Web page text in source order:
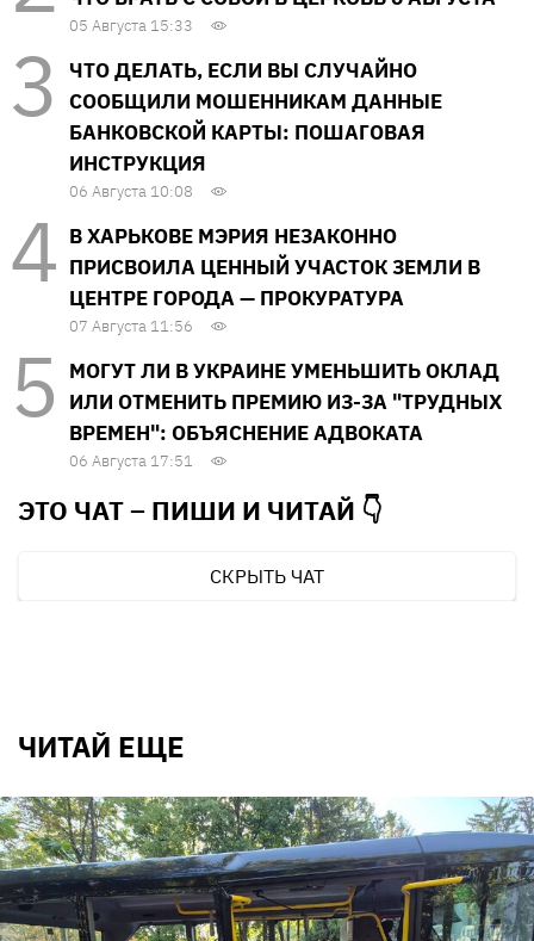
05 Августа 15:33
ЧТО ДЕЛАТЬ, ЕСЛИ ВЫ СЛУЧАЙНО
СООБЩИЛИ МОШЕННИКАМ ДАННЫЕ
БАНКОВСКОЙ КАРТЫ: ПОШАГОВАЯ
ИНСТРУКЦИЯ
06 Августа 10:08
В ХАРЬКОВЕ МЭРИЯ НЕЗАКОННО
ПРИСВОИЛА ЦЕННЫЙ УЧАСТОК ЗЕМЛИ В
ЦЕНТРЕ ГОРОДА — ПРОКУРАТУРА
07 Августа 11:56
МОГУТ ЛИ В УКРАИНЕ УМЕНЬШИТЬ ОКЛАД
ИЛИ ОТМЕНИТЬ ПРЕМИЮ ИЗ-ЗА "ТРУДНЫХ
ВРЕМЕН": ОБЪЯСНЕНИЕ АДВОКАТА
06 Августа 17:51
ЭТО ЧАТ – ПИШИ И ЧИТАЙ 👇
СКРЫТЬ ЧАТ
ЧИТАЙ ЕЩЕ